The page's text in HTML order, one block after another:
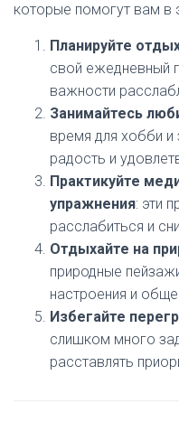
которые помогут вам в
Планируйте
свой ежедневный
важности
Занимайтесь
время для хобби и
радость и
Практикуйте
упражнения: эти
расслабиться и
Отдыхайте на
природные
настроения и
Избегайте
слишком много
расставлять